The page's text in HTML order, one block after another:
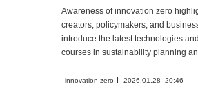
Awareness of innovation zero
creators, policymakers, and
introduce the latest technologies
courses in sustainability planning
innovation zero 2026.01.28 20:46